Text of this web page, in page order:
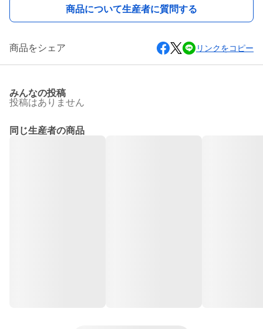
商品について生産者に質問する
商品をシェア リンクをコピー
みんなの投稿
投稿はありません
同じ生産者の商品